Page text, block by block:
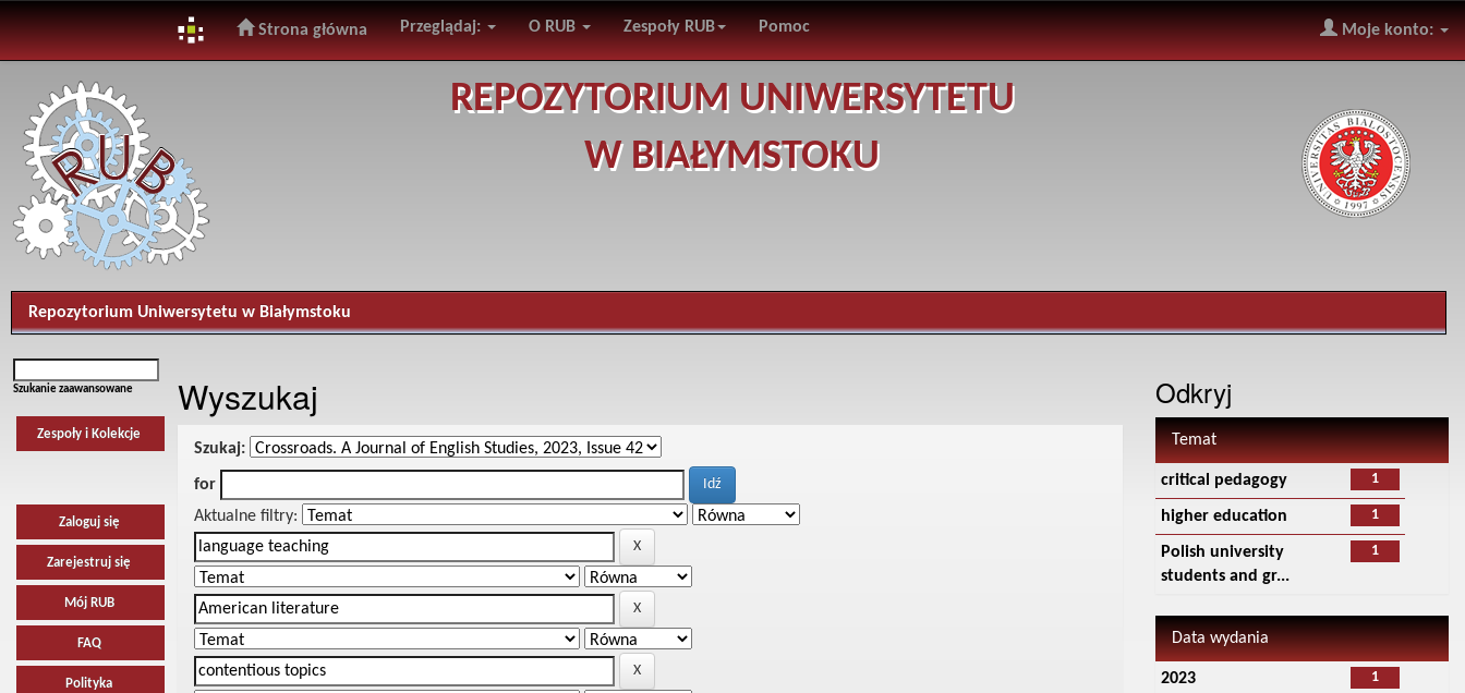
navigation
Strona główna Przeglądaj: O RUB Zespoły RUB Pomoc Moje konto:
REPOZYTORIUM UNIWERSYTETU
W BIAŁYMSTOKU
Repozytorium Uniwersytetu w Białymstoku
Szukanie zaawansowane
Zespoły i Kolekcje
Zaloguj się
Zarejestruj się
Mój RUB
FAQ
Polityka
Wyszukaj
Szukaj:
for
Aktualne filtry:
Odkryj
Temat
1
critical pedagogy
1
higher education
1
Polish university
students and gr...
Data wydania
1
2023